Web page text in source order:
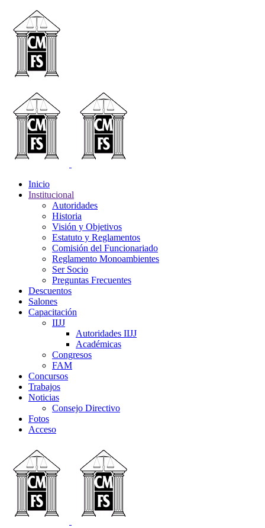
Inicio
Institucional
Autoridades
Historia
Visión y Objetivos
Estatuto y Reglamentos
Comisión del Funcionariado
Reglamento Monoambientes
Ser Socio
Preguntas Frecuentes
Descuentos
Salones
Capacitación
IIJJ
Autoridades IIJJ
Académicas
Congresos
FAM
Concursos
Trabajos
Noticias
Consejo Directivo
Fotos
Acceso